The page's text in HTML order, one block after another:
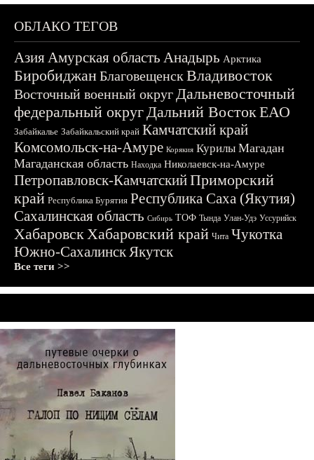
ОБЛАКО ТЕГОВ
АзияАмурская область Анадырь Арктика
БиробиджанБлаговещенскВладивосток
Восточный военный округДальневосточный
федеральный округДальний ВостокЕАО
Забайкалье Забайкальский край Камчатский край
Комсомольск-на-Амуре Корякия Курилы Магадан
Магаданская область Находка Николаевск-на-Амуре
Петропавловск-КамчатскийПриморский
край Республика Бурятия Республика Саха (Якутия)
Сахалинская область Сибирь ТОФ Тында Улан-Удэ Уссурийск
ХабаровскХабаровский край Чита Чукотка
Южно-СахалинскЯкутск
Все теги >>